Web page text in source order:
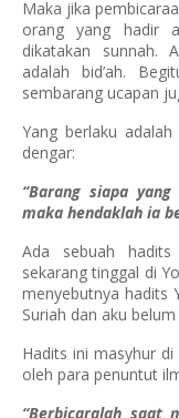
Maka jika
orang yang hadir
dikatakan sunnah.
adalah bid’ah.
sembarang ucapan
Yang berlaku
dengar:
“Barang siapa
maka hendaklah ia
Ada sebuah
sekarang tinggal di
menyebutnya hadits
Suriah dan aku
Hadits ini masyhur
oleh para penuntut
“Berbicaralah saat